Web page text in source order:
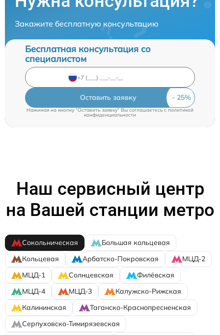
Закажите бесплатную консультацию
Бесплатная консультация со
специалистом
Оставить заявку
Нажимая на кнопку "Оставить заявку" Вы соглашаетесь cполитикой
конфиденциальности
Наш сервисный центр
на Вашей станции метро
Сокольническая
Большая кольцевая
Кольцевая
Арбатско-Покровская
МЦД-2
МЦД-1
Солнцевская
Филёвская
МЦД-4
МЦД-3
Калужско-Рижская
Калининская
Таганско-Краснопресненская
Серпуховско-Тимирязевская